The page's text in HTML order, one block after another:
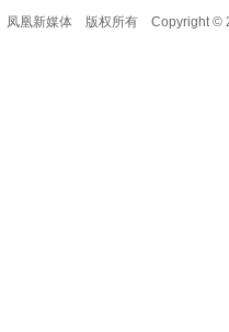
凤凰新媒体
版权所有 Copyright ©